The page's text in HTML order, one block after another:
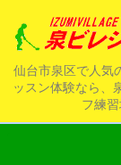
仙台市泉区で人気
ッスン体験なら、
フ練